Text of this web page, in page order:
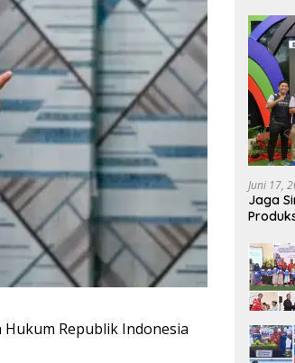
Hukum Republik Indonesia
Juni 17,
Jaga